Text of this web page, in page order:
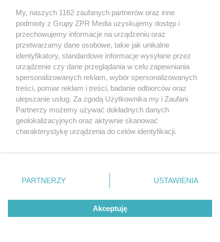
SIATKÓWKA
Klubowe Mistrzostwa Świata
siatkarzy na Śląsku. Czy polski klub
przejdzie do historii
ZOBACZ WIĘCEJ
My, naszych 1162 zaufanych partnerów oraz inne
podmioty z Grupy ZPR Media uzyskujemy dostęp i
przechowujemy informacje na urządzeniu oraz
przetwarzamy dane osobowe, takie jak unikalne
identyfikatory, standardowe informacje wysyłane przez
urządzenie czy dane przeglądania w celu zapewniania
spersonalizowanych reklam, wybór spersonalizowanych
treści, pomiar reklam i treści, badanie odbiorców oraz
ulepszanie usług. Za zgodą Użytkownika my i Zaufani
Partnerzy możemy używać dokładnych danych
geolokalizacyjnych oraz aktywnie skanować
charakterystykę urządzenia do celów identyfikacji.
zmienić/wycofać klikając przycisk ustawień prywatności
znajdujący się w lewym dolnym rogu strony
rodzaje przetwarzania danych nie wymagają zgody
użytkownika, ale masz prawo sprzeciwić się takiemu
przetwarzaniu. Preferencje będą miały zastosowanie tylko
PARTNERZY USTAWIENIA
Akceptuję